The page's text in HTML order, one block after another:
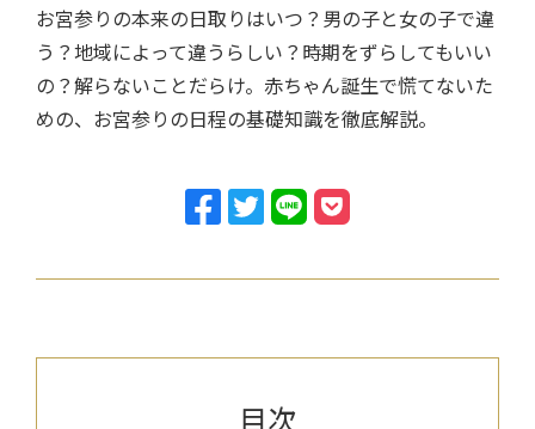
お宮参りの本来の日取りはいつ？男の子と女の子で違
う？地域によって違うらしい？時期をずらしてもいい
の？解らないことだらけ。赤ちゃん誕生で慌てないた
めの、お宮参りの日程の基礎知識を徹底解説。